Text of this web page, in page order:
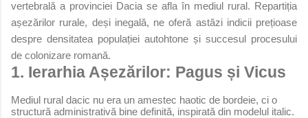
vertebrală a provinciei Dacia se afla în mediul rural. Repartiția
așezărilor rurale, deși inegală, ne oferă astăzi indicii prețioase
despre densitatea populației autohtone și succesul procesului
de colonizare romană.
1. Ierarhia Așezărilor: Pagus și Vicus
Mediul rural dacic nu era un amestec haotic de bordeie, ci o
structură administrativă bine definită, inspirată din modelul italic.